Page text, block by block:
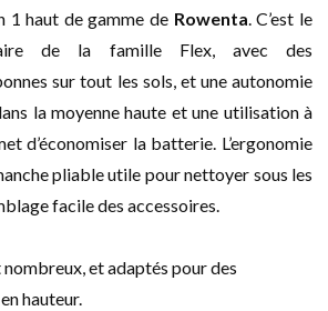
1 haut de gamme de Rowenta. C’est le
de la famille Flex, avec des
sur tout les sols, et une autonomie
la moyenne haute et une utilisation à
d’économiser la batterie. L’ergonomie
pliable utile pour nettoyer sous les
facile des accessoires.
nombreux, et adaptés pour des
hauteur.